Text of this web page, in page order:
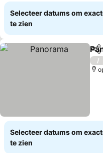
Selecteer datums om
te zien
/
Selecteer datums om
te zien